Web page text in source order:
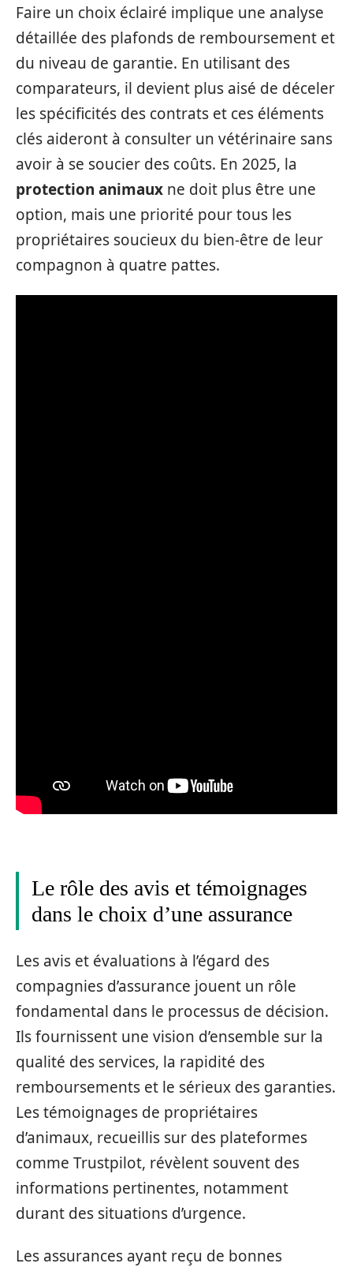
Faire un choix éclairé implique une analyse
détaillée des plafonds de remboursement et
du niveau de garantie. En utilisant des
comparateurs, il devient plus aisé de déceler
les spécificités des contrats et ces éléments
clés aideront à consulter un vétérinaire sans
avoir à se soucier des coûts. En 2025, la
protection animaux ne doit plus être une
option, mais une priorité pour tous les
propriétaires soucieux du bien-être de leur
compagnon à quatre pattes.
Le rôle des avis et témoignages
dans le choix d’une assurance
Les avis et évaluations à l’égard des
compagnies d’assurance jouent un rôle
fondamental dans le processus de décision.
Ils fournissent une vision d’ensemble sur la
qualité des services, la rapidité des
remboursements et le sérieux des garanties.
Les témoignages de propriétaires
d’animaux, recueillis sur des plateformes
comme Trustpilot, révèlent souvent des
informations pertinentes, notamment
durant des situations d’urgence.
Les assurances ayant reçu de bonnes